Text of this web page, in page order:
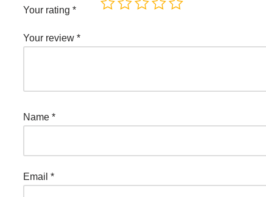
Your rating *
Your review *
Name *
Email *